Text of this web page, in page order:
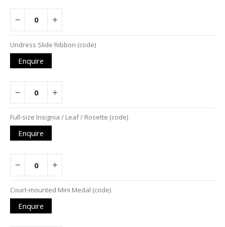
Undress Slide Ribbon (code)
Enquire
Full-size Insignia / Leaf / Rosette (code)
Enquire
Court-mounted Mini Medal (code)
Enquire